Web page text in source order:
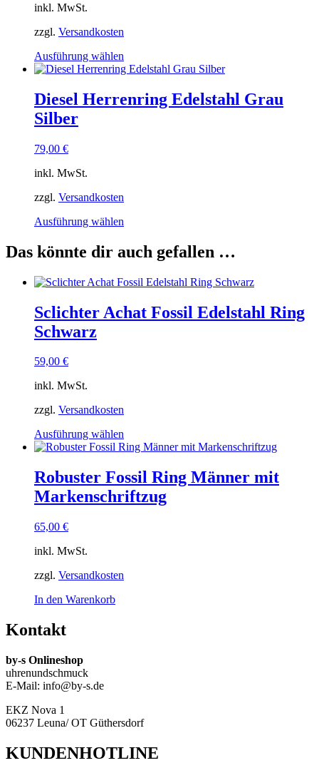
inkl. MwSt.
zzgl. Versandkosten
Ausführung wählen
Produkt
mehrere
Varianten
werden
Diesel Herrenring Edelstahl Grau
Silber
79,00 €
inkl. MwSt.
zzgl. Versandkosten
Ausführung wählen
weist
mehrere
auf.
Optionen
können
Das könnte dir auch gefallen …
Sclichter Achat Fossil Edelstahl Ring
Schwarz
59,00 €
inkl. MwSt.
zzgl. Versandkosten
Ausführung wählen
Produkt
mehrere
Varianten
auf.
Robuster Fossil Ring Männer mit
Markenschriftzug
65,00 €
inkl. MwSt.
zzgl. Versandkosten
In den Warenkorb
Kontakt
by-s Onlineshop
uhrenundschmuck
E-Mail: info@by-s.de
EKZ Nova 1
06237 Leuna/ OT Güthersdorf
KUNDENHOTLINE